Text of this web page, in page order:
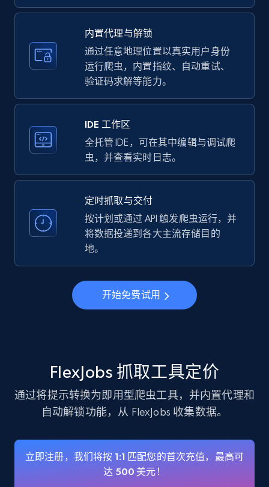
upc numbers
price, Currency, Availability, Reviews count, and
more.
5.7K+
LinkedIn company information
ID, Name, Country code, Locations, Followers,
Employees in linkedin, About, Specialties, and
33.6K+ 3.5K+ 注册使用
Instagram - Profiles
Account, Fbid, ID, Followers, Posts count, Is
business account, Is professional account, Is
Instagram - Profiles - Collect profile
business account, Is professional account, Is
verified, and more.
内置代理与解锁
通过任意地理位置以真实用户身份
运行爬虫，内置指纹、自动重试、
验证码求解等能力。
IDE 工作区
全托管 IDE，可在其中编辑与调试爬
虫，并查看实时日志。
定时抓取与交付
按计划或通过 API 触发爬虫运行，并
将数据投递到各大主流存储目的
地。
开始免费试用
FlexJobs 抓取工具定价
通过将提示转换为即用型爬虫工具，并内置代理和
自动解锁功能，从 FlexJobs 收集数据。
立即注册，我们将按 1:1 匹配您的首次充值，最高可
达 500 美元！